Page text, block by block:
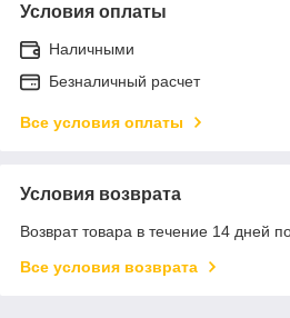
Условия оплаты
Наличными
Безналичный расчет
Все условия оплаты
Условия возврата
Возврат товара в течение 14 дней
Все условия возврата